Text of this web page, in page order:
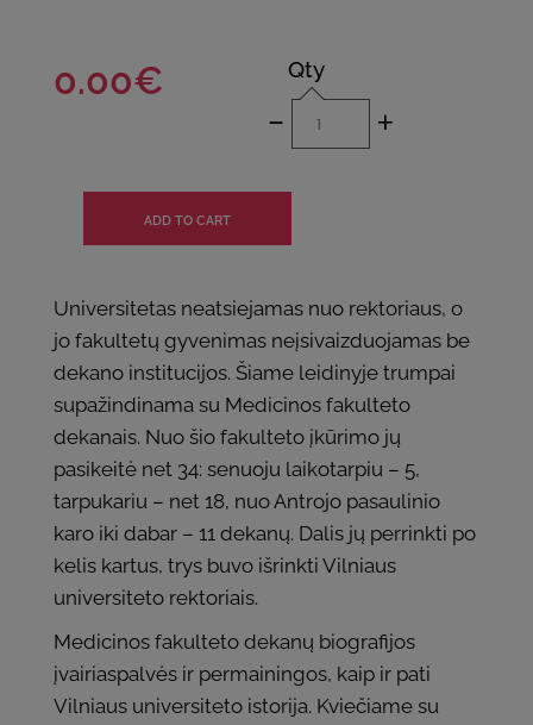
0.00€ Qty
- +
Universitetas neatsiejamas nuo rektoriaus, o
jo fakultetų gyvenimas neįsivaizduojamas be
dekano institucijos. Šiame leidinyje trumpai
supažindinama su Medicinos fakulteto
dekanais. Nuo šio fakulteto įkūrimo jų
pasikeitė net 34: senuoju laikotarpiu – 5,
tarpukariu – net 18, nuo Antrojo pasaulinio
karo iki dabar – 11 dekanų. Dalis jų perrinkti po
kelis kartus, trys buvo išrinkti Vilniaus
universiteto rektoriais.
Medicinos fakulteto dekanų biografijos
įvairiaspalvės ir permainingos, kaip ir pati
Vilniaus universiteto istorija. Kviečiame su